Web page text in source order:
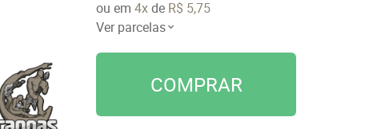
ou em 4xde R$ 5,75
Ver parcelas
COMPRAR